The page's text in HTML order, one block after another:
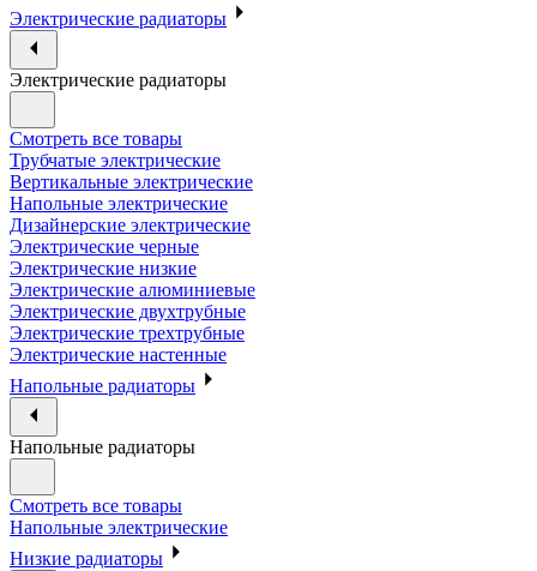
Электрические радиаторы
Электрические радиаторы
Смотреть все товары
Трубчатые электрические
Вертикальные электрические
Напольные электрические
Дизайнерские электрические
Электрические черные
Электрические низкие
Электрические алюминиевые
Электрические двухтрубные
Электрические трехтрубные
Электрические настенные
Напольные радиаторы
Напольные радиаторы
Смотреть все товары
Напольные электрические
Низкие радиаторы